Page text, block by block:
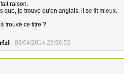
raison.
que, je trouve qu'en anglais, il se lit mieux.
trouvé ce titre ?
03/04/2014 23:56:52